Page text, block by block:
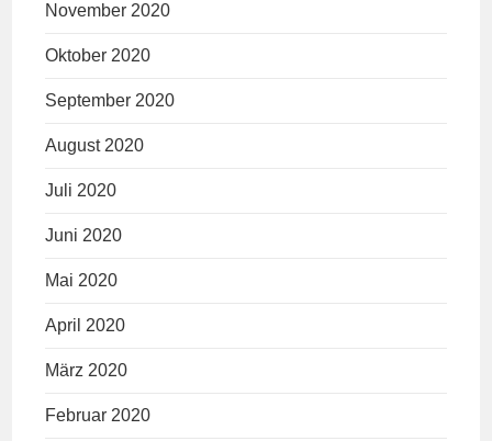
November 2020
Oktober 2020
September 2020
August 2020
Juli 2020
Juni 2020
Mai 2020
April 2020
März 2020
Februar 2020